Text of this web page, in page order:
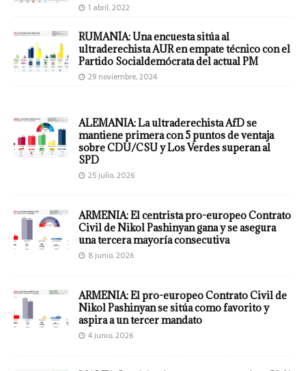
1 abril, 2022
RUMANÍA: Una encuesta sitúa al
ultraderechista AUR en empate técnico con el
Partido Socialdemócrata del actual PM
29 noviembre, 2024
ALEMANIA: La ultraderechista AfD se
mantiene primera con 5 puntos de ventaja
sobre CDU/CSU y Los Verdes superan al
SPD
25 julio, 2026
ARMENIA: El centrista pro-europeo Contrato
Civil de Nikol Pashinyan gana y se asegura
una tercera mayoría consecutiva
8 junio, 2026
ARMENIA: El pro-europeo Contrato Civil de
Nikol Pashinyan se sitúa como favorito y
aspira a un tercer mandato
4 junio, 2026